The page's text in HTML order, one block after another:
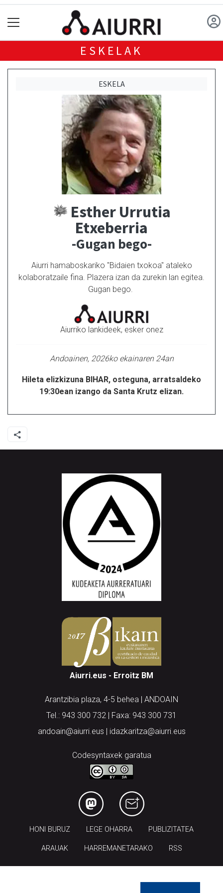
ESKELAK
ESKELA
Esther Urrutia
Etxeberria
-Gugan bego-
Aiurri hamaboskariko "Bidaien txokoa" ataleko
kolaboratzaile fina. Plazera izan da zurekin lan egitea.
Gugan bego.
Aiurriko lankideek, esker onez
Andoainen, 2026ko ekainaren 24an
Hileta elizkizuna BIHAR, osteguna, arratsaldeko
19:30ean izango da Santa Krutz elizan.
Aiurri.eus - Erroitz BM
Arantzibia plaza, 4-5 behea | ANDOAIN
Tel.: 943 300 732 | Faxa: 943 300 731
andoain@aiurri.eus | idazkaritza@aiurri.eus
Codesyntaxek garatua
HONI BURUZ LEGE OHARRA PUBLIZITATEA
ARAUAK HARREMANETARAKO RSS